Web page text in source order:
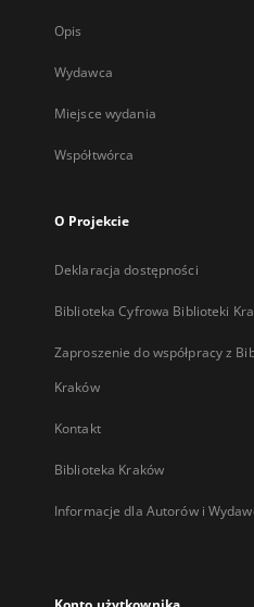
Opis
Wydawca
Miejsce wydania
Współtwórca
O Projekcie
Deklaracja dostępności
Biblioteka Cyfrowa Biblioteki
Zaproszenie do współpracy z
Kraków
Kontakt
Biblioteka Kraków
Informacje dla Autorów i